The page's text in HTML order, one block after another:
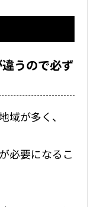
うので必ず
域が多く、
必要になるこ